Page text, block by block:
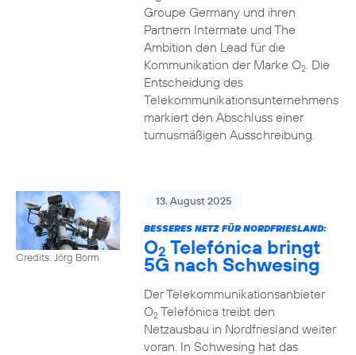
Groupe Germany und ihren
Partnern Intermate und The
Ambition den Lead für die
Kommunikation der Marke O2. Die
Entscheidung des
Telekommunikationsunternehmens
markiert den Abschluss einer
turnusmäßigen Ausschreibung.
Credits: Jörg Borm
13. August 2025
BESSERES NETZ FÜR NORDFRIESLAND:
O2 Telefónica bringt
5G nach Schwesing
Der Telekommunikationsanbieter
O2Telefónica treibt den
Netzausbau in Nordfriesland weiter
voran. In Schwesing hat das